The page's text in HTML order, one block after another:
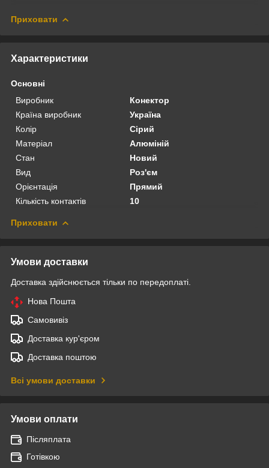
Приховати
Характеристики
Основні
Виробник
Конектор
Країна виробник
Україна
Колір
Сірий
Матеріал
Алюміній
Стан
Новий
Вид
Роз'єм
Орієнтація
Прямий
Кількість контактів
10
Приховати
Умови доставки
Доставка здійснюється тільки по передоплаті.
Нова Пошта
Самовивіз
Доставка кур'єром
Доставка поштою
Всі умови доставки
Умови оплати
Післяплата
Готівкою